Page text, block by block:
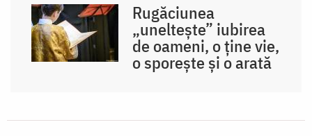
Rugăciunea
„uneltește” iubirea
de oameni, o ține vie,
o sporește și o arată